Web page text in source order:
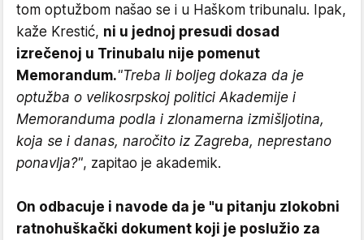
tom optužbom našao se i u Haškom tribunalu. Ipak,
kaže Krestić, ni u jednoj presudi dosad
izrečenoj u Trinubalu nije pomenut
Memorandum."Treba li boljeg dokaza da je
optužba o velikosrpskoj politici Akademije i
Memoranduma podla i zlonamerna izmišljotina,
koja se i danas, naročito iz Zagreba, neprestano
ponavlja?", zapitao je akademik.
On odbacuje i navode da je "u pitanju zlokobni
ratnohuškački dokument koji je poslužio za